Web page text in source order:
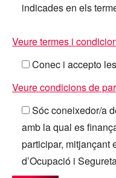
indicades en els
Veure termes i
Conec i accepto
Veure condicions de
Sóc coneixedor/a
amb la qual es
participar, mitjançant
d’Ocupació i